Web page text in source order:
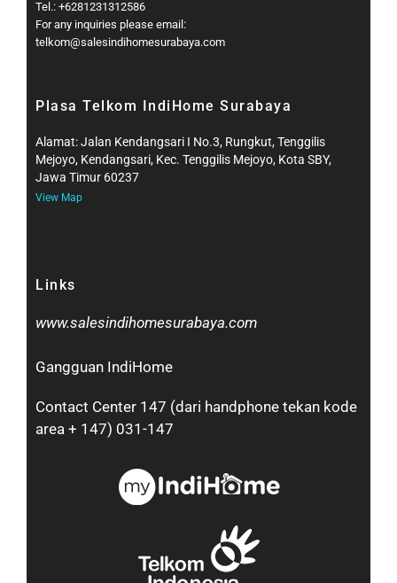
Tel.: +6281231312586
For any inquiries please email:
telkom@salesindihomesurabaya.com​
Plasa Telkom IndiHome Surabaya
Alamat: Jalan Kendangsari I No.3, Rungkut, Tenggilis
Mejoyo, Kendangsari, Kec. Tenggilis Mejoyo, Kota SBY,
Jawa Timur 60237
View Map
Links
www.salesindihomesurabaya.com​
Gangguan IndiHome
Contact Center 147 (dari handphone tekan kode
area + 147) 031-147